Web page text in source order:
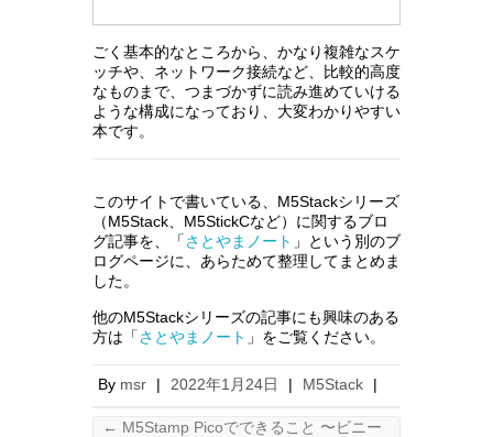
ごく基本的なところから、かなり複雑なスケ
ッチや、ネットワーク接続など、比較的高度
なものまで、つまづかずに読み進めていける
ような構成になっており、大変わかりやすい
本です。
このサイトで書いている、M5Stackシリーズ
（M5Stack、M5StickCなど）に関するブロ
グ記事を、「さとやまノート 」という別のブ
ログページに、あらためて整理してまとめま
した。
他のM5Stackシリーズの記事にも興味のある
方は「さとやまノート 」をご覧ください。
By msr | 2022年1月24日 | M5Stack |
← M5Stamp Picoでできること 〜ビニー